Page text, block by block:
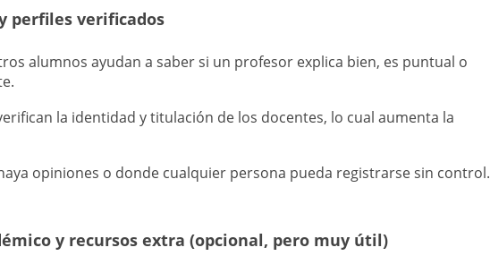
perfiles verificados
alumnos ayudan a saber si un profesor explica bien, es puntual o
la identidad y titulación de los docentes, lo cual aumenta la
opiniones o donde cualquier persona pueda registrarse sin control.
y recursos extra (opcional, pero muy útil)